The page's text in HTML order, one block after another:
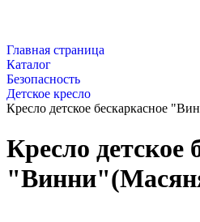
Главная страница
Каталог
Безопасность
Детское кресло
Кресло детское бескаркасное
Кресло детское